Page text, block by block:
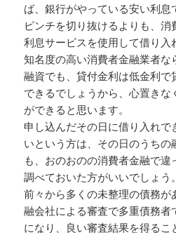
ば、銀行がやっている安い利息
ピンチを切り抜けるよりも、
利息サービスを使用して借り入
知名度の高い消費者金融業者な
融資でも、貸付金利は低金利
できるでしょうから、心置きな
ができると思います。
申し込んだその日に借り入れで
いという方は、その日のうちの
も、おのおのの消費者金融で
調べておいた方がいいでしょう。
前々から多くの未整理の債務が
融会社による審査で多重債務者
になり、良い審査結果を得るこ